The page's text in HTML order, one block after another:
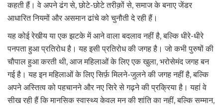
कहती हैं। वे अपने ढंग से, छोटे-छोटे तरीक़ों से, समाज के बनाए जेंडर
आधारित नियमों और असमान ढांचे को चुनौती दे रही हैं।
यह कोई रेखीय या एक झटके में आने वाला बदलाव नहीं है, बल्कि धीरे-धीरे
पनपता हुआ प्रतिरोध है। यह इसी प्रतिरोध की जगह है। जो कभी पुरुषों की
चौपाल हुआ करती थी, आज महिलाओं के लिए एक खुला, भरोसेमंद जगह बन
गई है। यह इन महिलाओं के लिए सिर्फ़ मिलने-जुलने की जगह नहीं है, बल्कि
अपने अस्तित्व को पहचानने और नए सिरे से गढ़ने की प्रक्रिया है। यहां वे
सीख रही हैं कि मानसिक स्वास्थ्य केवल मन की शांति का नहीं, बल्कि सम्मान,